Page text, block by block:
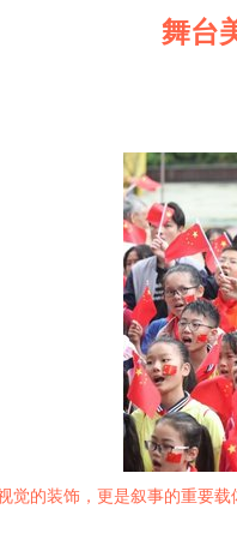
舞台
觉的装饰，更是叙事的重要